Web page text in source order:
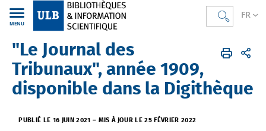
FR
MENU
Bibliothèques FR Actualités Actualités Digithèque
"Le Journal des
Tribunaux", année 1909,
disponible dans la Digithèque
PUBLIÉ LE 16 JUIN 2021 – MIS À JOUR LE 25 FÉVRIER 2022